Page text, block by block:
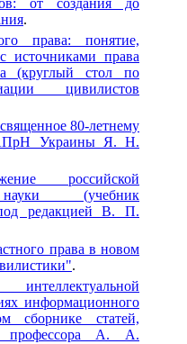
.
права: понятие,
источниками права
(круглый стол по
цивилистов
80-летнему
Украины Я. Н.
российской
науки (учебник
редакцией В. П.
права в новом
.
информационного
сборнике статей,
профессора А. А.